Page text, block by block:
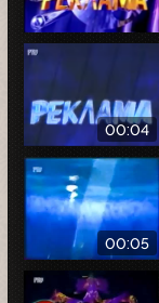
00:04
00:05